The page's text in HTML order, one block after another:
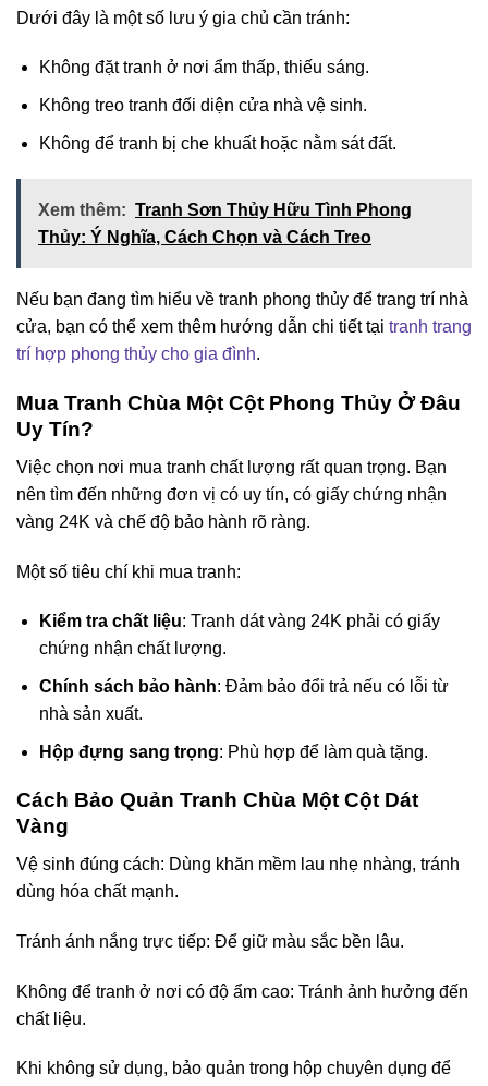
Dưới đây là một số lưu ý gia chủ cần tránh:
Không đặt tranh ở nơi ẩm thấp, thiếu sáng.
Không treo tranh đối diện cửa nhà vệ sinh.
Không để tranh bị che khuất hoặc nằm sát đất.
Xem thêm: Tranh Sơn Thủy Hữu Tình Phong
Thủy: Ý Nghĩa, Cách Chọn và Cách Treo
Nếu bạn đang tìm hiểu về tranh phong thủy để trang trí nhà
cửa, bạn có thể xem thêm hướng dẫn chi tiết tại tranh trang
trí hợp phong thủy cho gia đình.
Mua Tranh Chùa Một Cột Phong Thủy Ở Đâu
Uy Tín?
Việc chọn nơi mua tranh chất lượng rất quan trọng. Bạn
nên tìm đến những đơn vị có uy tín, có giấy chứng nhận
vàng 24K và chế độ bảo hành rõ ràng.
Một số tiêu chí khi mua tranh:
Kiểm tra chất liệu: Tranh dát vàng 24K phải có giấy
chứng nhận chất lượng.
Chính sách bảo hành: Đảm bảo đổi trả nếu có lỗi từ
nhà sản xuất.
Hộp đựng sang trọng: Phù hợp để làm quà tặng.
Cách Bảo Quản Tranh Chùa Một Cột Dát
Vàng
Vệ sinh đúng cách: Dùng khăn mềm lau nhẹ nhàng, tránh
dùng hóa chất mạnh.
Tránh ánh nắng trực tiếp: Để giữ màu sắc bền lâu.
Không để tranh ở nơi có độ ẩm cao: Tránh ảnh hưởng đến
chất liệu.
Khi không sử dụng, bảo quản trong hộp chuyên dụng để